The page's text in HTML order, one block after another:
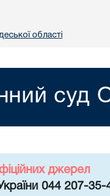
області
суд
джерел
044 207-35-